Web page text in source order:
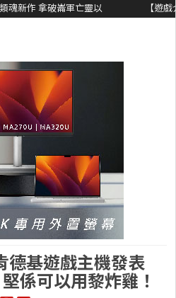
鋼鐵少女》快節奏肉鴿砍殺遊戲 只
德基遊戲主機發表
係可以用黎炸雞！